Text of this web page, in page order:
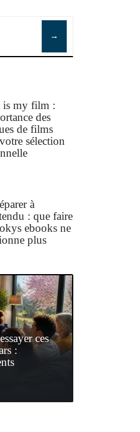
is my film :
des
de films
sélection
à
: que faire
ebooks ne
plus
ces
: